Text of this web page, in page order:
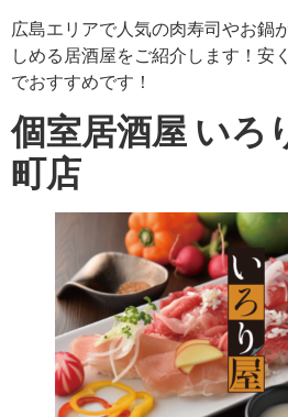
広島エリアで人気の肉寿司やお鍋
しめる居酒屋をご紹介します！安
でおすすめです！
個室居酒屋 いろ
町店